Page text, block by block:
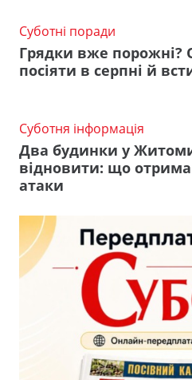
Суботні поради
Грядки вже
посіяти в серпні й
Суботня інформація
Два будинки у
відновити: що
атаки